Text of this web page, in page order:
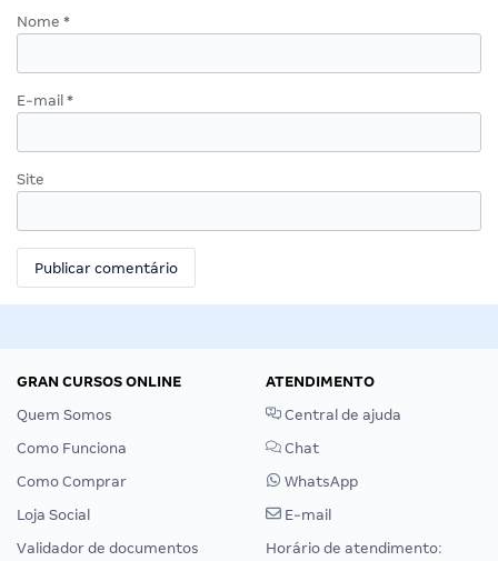
Nome *
E-mail *
Site
GRAN CURSOS ONLINE
Quem Somos
Como Funciona
Como Comprar
Loja Social
Validador de documentos
ATENDIMENTO
Central de ajuda
Chat
WhatsApp
E-mail
Horário de atendimento: